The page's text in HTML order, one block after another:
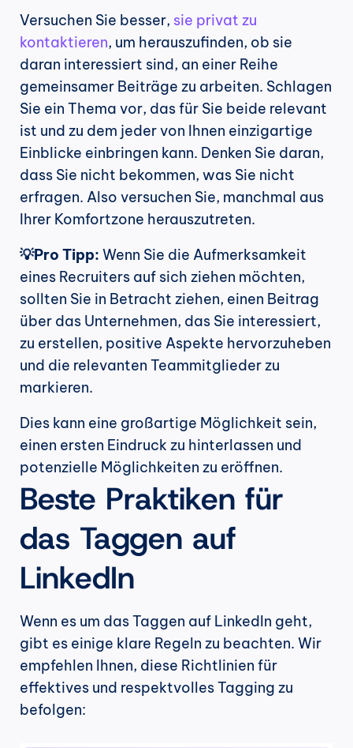
Versuchen Sie besser, sie privat zu
kontaktieren, um herauszufinden, ob sie
daran interessiert sind, an einer Reihe
gemeinsamer Beiträge zu arbeiten. Schlagen
Sie ein Thema vor, das für Sie beide relevant
ist und zu dem jeder von Ihnen einzigartige
Einblicke einbringen kann. Denken Sie daran,
dass Sie nicht bekommen, was Sie nicht
erfragen. Also versuchen Sie, manchmal aus
Ihrer Komfortzone herauszutreten.
💡Pro Tipp: Wenn Sie die Aufmerksamkeit
eines Recruiters auf sich ziehen möchten,
sollten Sie in Betracht ziehen, einen Beitrag
über das Unternehmen, das Sie interessiert,
zu erstellen, positive Aspekte hervorzuheben
und die relevanten Teammitglieder zu
markieren.
Dies kann eine großartige Möglichkeit sein,
einen ersten Eindruck zu hinterlassen und
potenzielle Möglichkeiten zu eröffnen.
Beste Praktiken für
das Taggen auf
LinkedIn
Wenn es um das Taggen auf LinkedIn geht,
gibt es einige klare Regeln zu beachten. Wir
empfehlen Ihnen, diese Richtlinien für
effektives und respektvolles Tagging zu
befolgen: